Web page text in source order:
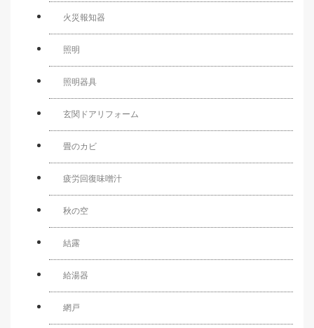
火災報知器
照明
照明器具
玄関ドアリフォーム
畳のカビ
疲労回復味噌汁
秋の空
結露
給湯器
網戸